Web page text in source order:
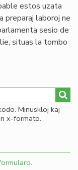
estos uzata
preparaj laboroj ne
sesio de
situas la tombo
Minuskloj kaj
x-formato.
.